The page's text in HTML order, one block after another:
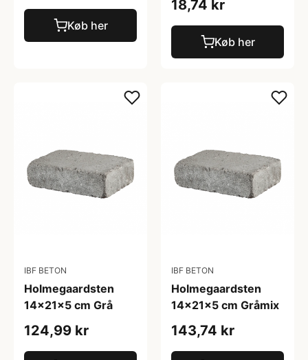
Køb her
18,74 kr
Køb her
IBF BETON
Holmegaardsten
14x21x5 cm Grå
124,99 kr
IBF BETON
Holmegaardsten
14x21x5 cm Gråmix
143,74 kr